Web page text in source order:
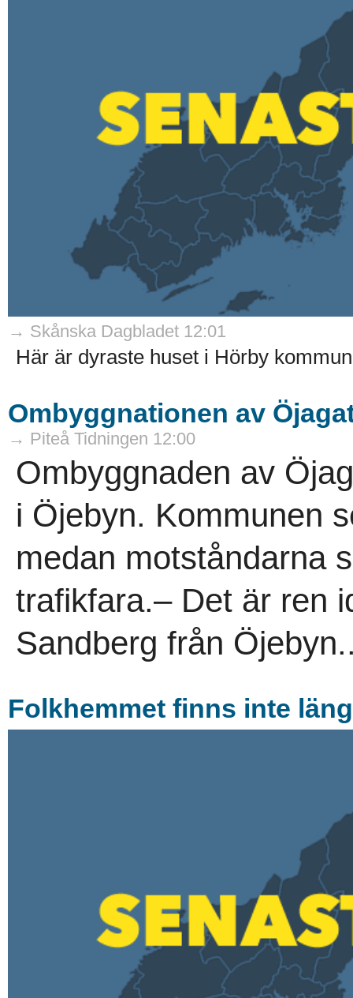
→ Skånska Dagbladet 12:01
Här är dyraste huset i Hörby
Ombyggnationen av
→ Piteå Tidningen 12:00
Ombyggnaden av
i Öjebyn. Kommunen
medan motståndarna
trafikfara.– Det är ren
Sandberg från
Folkhemmet finns inte